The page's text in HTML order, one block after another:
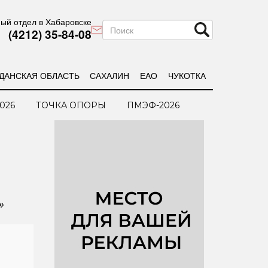
отдел в Хабаровске
(4212) 35-84-08
ОБЛАСТЬ САХАЛИН ЕАО ЧУКОТКА
ТОЧКА ОПОРЫ ПМЭФ-2026